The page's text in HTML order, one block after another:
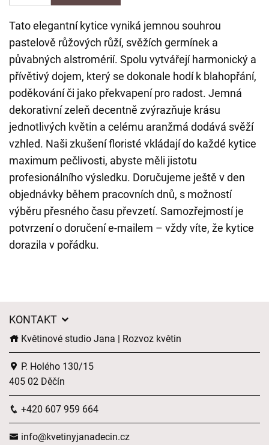
Tato elegantní kytice vyniká jemnou souhrou
pastelově růžových růží, svěžích germínek a
půvabných alstromérií. Spolu vytvářejí harmonický a
přívětivý dojem, který se dokonale hodí k blahopřání,
poděkování či jako překvapení pro radost. Jemná
dekorativní zeleň decentně zvýrazňuje krásu
jednotlivých květin a celému aranžmá dodává svěží
vzhled. Naši zkušení floristé vkládají do každé kytice
maximum pečlivosti, abyste měli jistotu
profesionálního výsledku. Doručujeme ještě v den
objednávky během pracovních dnů, s možností
výběru přesného času převzetí. Samozřejmostí je
potvrzení o doručení e-mailem – vždy víte, že kytice
dorazila v pořádku.
KONTAKT
Květinové studio Jana | Rozvoz květin
P. Holého 130/15
405 02 Děčín
+420 607 959 664
info@kvetinyjanadecin.cz